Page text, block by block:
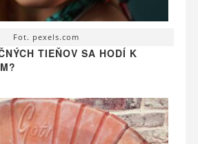
Fot. pexels.com
TIEŇOV SA HODÍ K